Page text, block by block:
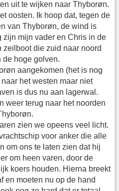
uit te wijken naar Thyborøn.
oosten. Ik hoop dat, tegen de
van Thyborøn, de wind is
zijn mijn vader en Chris in de
die zuid naar noord
de hoge golven.
aangekomen (het is nog
het westen maar niet
is dus nu aan lagerwal.
weer terug naar het noorden
zien we opeens veel licht.
voor anker die alle
om ons te laten zien dat hij
om heen varen, door de
koers houden. Hierna breekt
en moeten nu op de hand